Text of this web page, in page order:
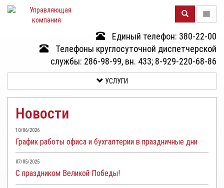
Единый телефон: 380-22-00
Телефоны круглосуточной диспетчерской
службы: 286-98-99, вн. 433; 8-929-220-68-86
КОМПАНИИ
УСЛУГИ
ДОКУМЕНТЫ
ОТЧЕТНОСТЬ
УСЛУГИ
Новости
10/06/2026
График работы офиса и бухгалтерии в праздничные дни
07/05/2025
С праздником Великой Победы!